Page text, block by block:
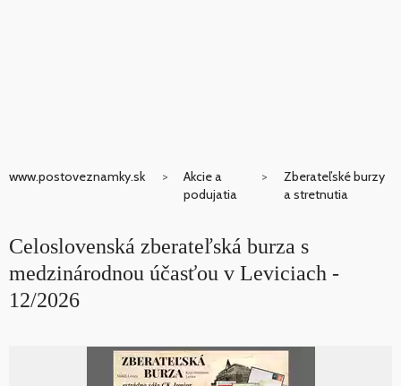
www.postoveznamky.sk
Akcie a
podujatia
Zberateľské burzy
a stretnutia
Celoslovenská zberateľská burza s
medzinárodnou účasťou v Leviciach -
12/2026